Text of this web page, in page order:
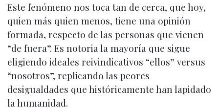
Este fenómeno nos toca tan de cerca, que hoy,
quien más quien menos, tiene una opinión
formada, respecto de las personas que vienen
“de fuera”. Es notoria la mayoría que sigue
eligiendo ideales reivindicativos “ellos” versus
“nosotros”, replicando las peores
desigualdades que históricamente han lapidado
la humanidad.